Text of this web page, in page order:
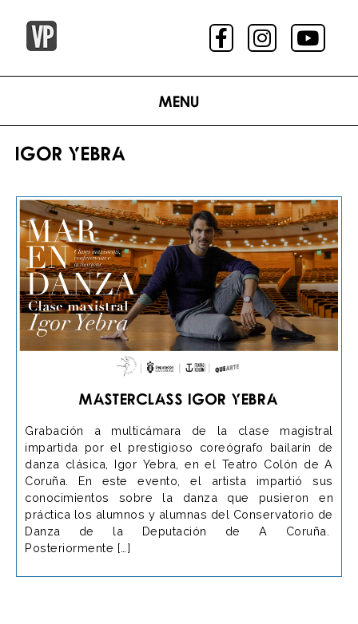
Menu
IGOR YEBRA
Masterclass Igor Yebra
Grabación a multicámara de la clase magistral
impartida por el prestigioso coreógrafo bailarín de
danza clásica, Igor Yebra, en el Teatro Colón de A
Coruña. En este evento, el artista impartió sus
conocimientos sobre la danza que pusieron en
práctica los alumnos y alumnas del Conservatorio de
Danza de la Deputación de A Coruña.
Posteriormente […]